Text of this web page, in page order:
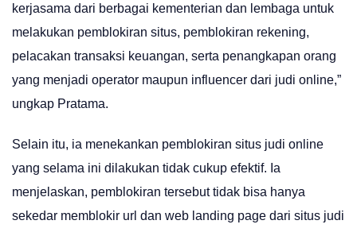
kerjasama dari berbagai kementerian dan lembaga untuk
melakukan pemblokiran situs, pemblokiran rekening,
pelacakan transaksi keuangan, serta penangkapan orang
yang menjadi operator maupun influencer dari judi online,”
ungkap Pratama.
Selain itu, ia menekankan pemblokiran situs judi online
yang selama ini dilakukan tidak cukup efektif. Ia
menjelaskan, pemblokiran tersebut tidak bisa hanya
sekedar memblokir url dan web landing page dari situs judi